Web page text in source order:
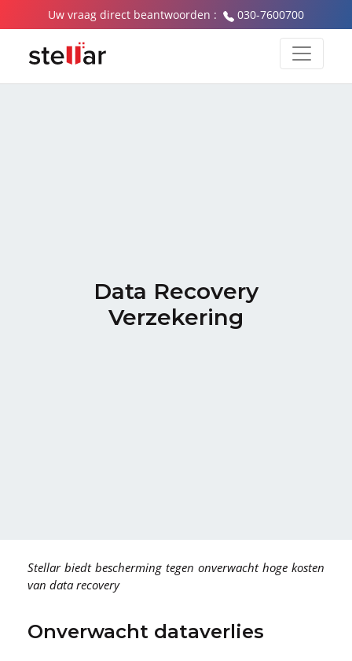
Uw vraag direct beantwoorden : 030-7600700
Data Recovery
Verzekering
Stellar biedt bescherming tegen onverwacht hoge kosten
van data recovery
Onverwacht dataverlies